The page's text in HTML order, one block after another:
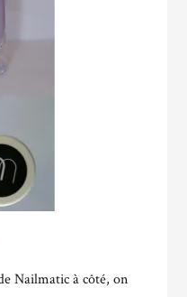
Nailmatic à côté, on